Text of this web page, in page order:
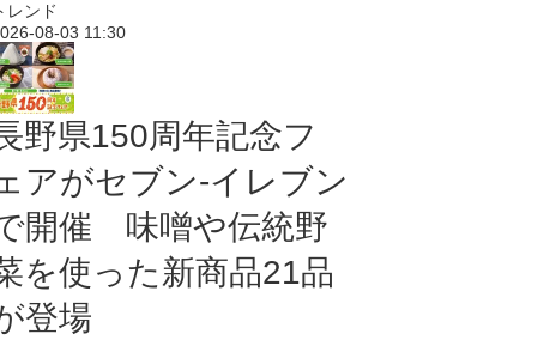
レンド
08-03 11:30
野県150周年記念フ
アがセブン-イレブン
開催 味噌や伝統野
を使った新商品21品
登場